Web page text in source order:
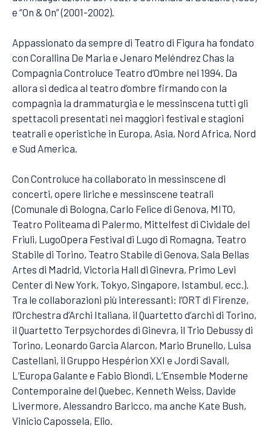
e “On & On” (2001-2002).
Appassionato da sempre di Teatro di Figura ha fondato
con Corallina De Maria e Jenaro Meléndrez Chas la
Compagnia Controluce Teatro d’Ombre nel 1994. Da
allora si dedica al teatro d’ombre firmando con la
compagnia la drammaturgia e le messinscena tutti gli
spettacoli presentati nei maggiori festival e stagioni
teatrali e operistiche in Europa, Asia, Nord Africa, Nord
e Sud America.
Con Controluce ha collaborato in messinscene di
concerti, opere liriche e messinscene teatrali
(Comunale di Bologna, Carlo Felice di Genova, MITO,
Teatro Politeama di Palermo, Mittelfest di Cividale del
Friuli, LugoOpera Festival di Lugo di Romagna, Teatro
Stabile di Torino, Teatro Stabile di Genova, Sala Bellas
Artes di Madrid, Victoria Hall di Ginevra, Primo Levi
Center di New York, Tokyo, Singapore, Istambul, ecc.).
Tra le collaborazioni più interessanti: l’ORT di Firenze,
l’Orchestra d’Archi Italiana, il Quartetto d’archi di Torino,
il Quartetto Terpsychordes di Ginevra, il Trio Debussy di
Torino, Leonardo Garcia Alarcon, Mario Brunello, Luisa
Castellani, il Gruppo Hespérion XXI e Jordi Savall,
L’Europa Galante e Fabio Biondi, L’Ensemble Moderne
Contemporaine del Quebec, Kenneth Weiss, Davide
Livermore, Alessandro Baricco, ma anche Kate Bush,
Vinicio Capossela, Elio.